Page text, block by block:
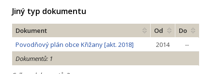
Jiný typ dokumentu
Dokument Od
Do
Povodňový plán obce Křižany [akt. 2018]
2014
--
Dokumentů: 1